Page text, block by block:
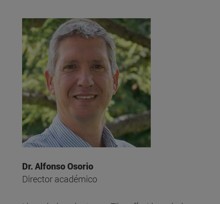
Dr. Alfonso Osorio
Director académico